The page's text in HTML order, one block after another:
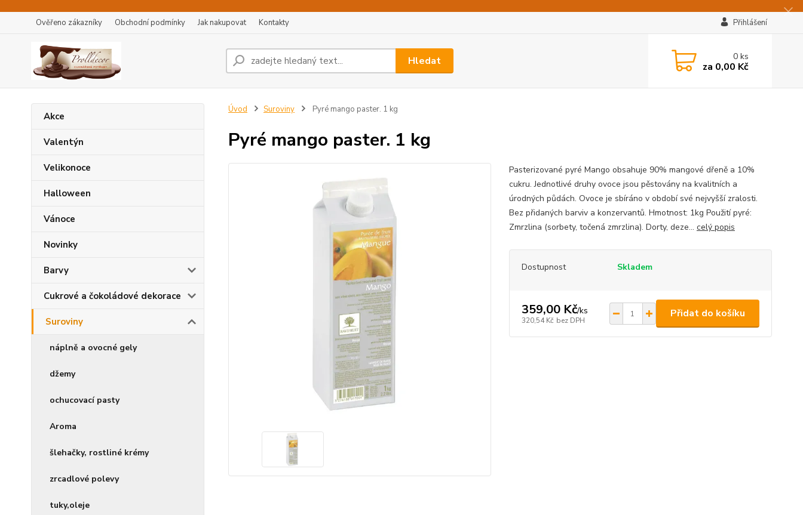
Ověřeno zákazníky Obchodní podmínky Jak nakupovat Kontakty Přihlášení
Hledat 0ks
za 0,00 Kč
Akce
Valentýn
Velikonoce
Halloween
Vánoce
Novinky
Barvy
Cukrové a čokoládové dekorace
Suroviny
náplně a ovocné gely
džemy
ochucovací pasty
Aroma
šlehačky, rostliné krémy
zrcadlové polevy
tuky,oleje
Úvod Suroviny Pyré mango paster. 1 kg
Pyré mango paster. 1 kg
Pasterizované pyré Mango obsahuje 90% mangové dřeně a 10%
cukru. Jednotlivé druhy ovoce jsou pěstovány na kvalitních a
úrodných půdách. Ovoce je sbíráno v období své nejvyšší zralosti.
Bez přidaných barviv a konzervantů. Hmotnost: 1kg Použití pyré:
Zmrzlina (sorbety, točená zmrzlina). Dorty, deze... celý popis
Dostupnost Skladem
359,00 Kč/ks
320,54 Kč bez DPH
Přidat do košíku